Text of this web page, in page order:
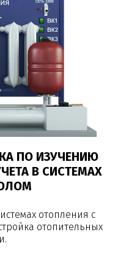
ПО ИЗУЧЕНИЮ
В СИСТЕМАХ
отопления с
отопительных